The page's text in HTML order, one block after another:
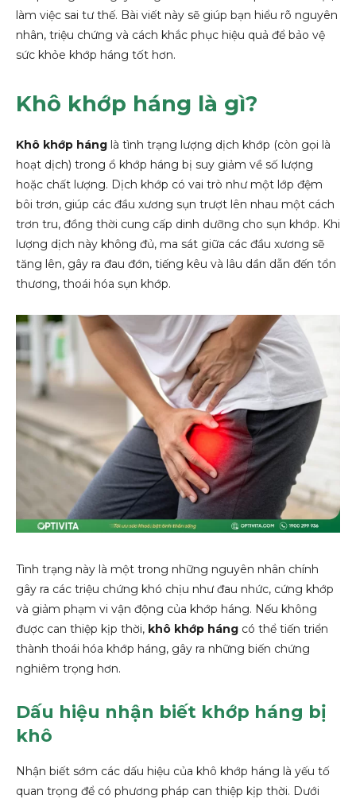
làm việc sai tư thế. Bài viết này sẽ giúp bạn hiểu rõ nguyên
nhân, triệu chứng và cách khắc phục hiệu quả để bảo vệ
sức khỏe khớp háng tốt hơn.
Khô khớp háng là gì?
Khô khớp háng là tình trạng lượng dịch khớp (còn gọi là
hoạt dịch) trong ổ khớp háng bị suy giảm về số lượng
hoặc chất lượng. Dịch khớp có vai trò như một lớp đệm
bôi trơn, giúp các đầu xương sụn trượt lên nhau một cách
trơn tru, đồng thời cung cấp dinh dưỡng cho sụn khớp. Khi
lượng dịch này không đủ, ma sát giữa các đầu xương sẽ
tăng lên, gây ra đau đớn, tiếng kêu và lâu dần dẫn đến tổn
thương, thoái hóa sụn khớp.
Tình trạng này là một trong những nguyên nhân chính
gây ra các triệu chứng khó chịu như đau nhức, cứng khớp
và giảm phạm vi vận động của khớp háng. Nếu không
được can thiệp kịp thời, khô khớp háng có thể tiến triển
thành thoái hóa khớp háng, gây ra những biến chứng
nghiêm trọng hơn.
Dấu hiệu nhận biết khớp háng bị
khô
Nhận biết sớm các dấu hiệu của khô khớp háng là yếu tố
quan trọng để có phương pháp can thiệp kịp thời. Dưới